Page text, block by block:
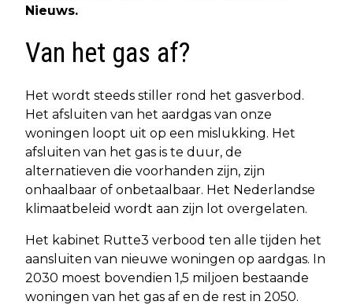
Nieuws.
Van het gas af?
Het wordt steeds stiller rond het gasverbod.
Het afsluiten van het aardgas van onze
woningen loopt uit op een mislukking. Het
afsluiten van het gas is te duur, de
alternatieven die voorhanden zijn, zijn
onhaalbaar of onbetaalbaar. Het Nederlandse
klimaatbeleid wordt aan zijn lot overgelaten.
Het kabinet Rutte3 verbood ten alle tijden het
aansluiten van nieuwe woningen op aardgas. In
2030 moest bovendien 1,5 miljoen bestaande
woningen van het gas af en de rest in 2050.